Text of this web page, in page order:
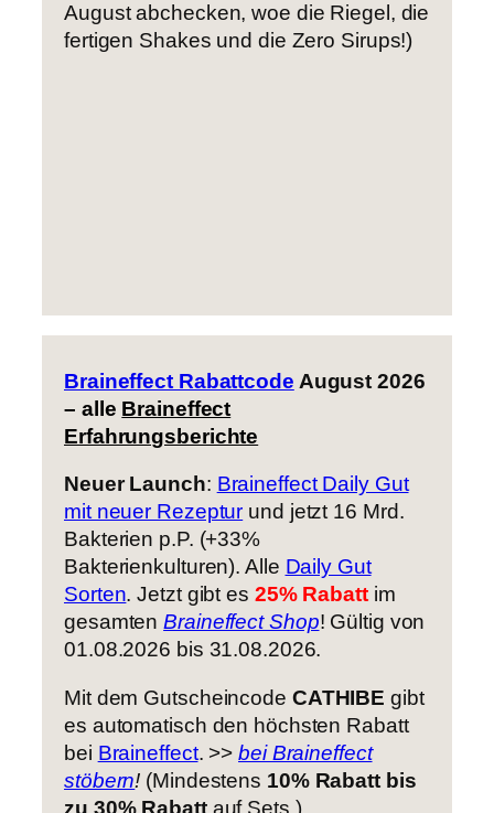
August abchecken, woe die Riegel, die
fertigen Shakes und die Zero Sirups!)
Braineffect Rabattcode August 2026
– alle Braineffect
Erfahrungsberichte
Neuer Launch: Braineffect Daily Gut
mit neuer Rezeptur und jetzt 16 Mrd.
Bakterien p.P. (+33%
Bakterienkulturen). Alle Daily Gut
Sorten. Jetzt gibt es 25% Rabattim
gesamtenBraineffect Shop! Gültig von
01.08.2026 bis 31.08.2026.
Mit dem Gutscheincode CATHIBEgibt
es automatisch den höchsten Rabatt
bei Braineffect. >>bei Braineffect
stöbern! (Mindestens 10% Rabatt bis
zu 30% Rabattauf Sets.)